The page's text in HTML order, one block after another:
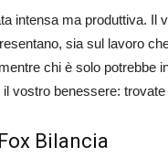
intensa ma produttiva. Il
sia sul lavoro
chi è solo potrebbe
vostro benessere:
Bilancia